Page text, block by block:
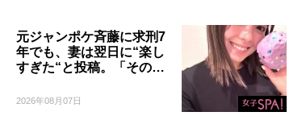
元ジャンポケ斉藤に求刑7
年でも、妻は翌日に“楽し
すぎた“と投稿。「その…
2026年08月07日